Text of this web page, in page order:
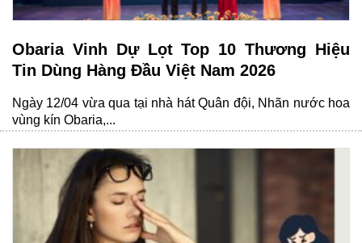
Obaria Vinh Dự Lọt Top 10 Thương Hiệu
Tin Dùng Hàng Đầu Việt Nam 2026
Ngày 12/04 vừa qua tại nhà hát Quân đội, Nhãn nước hoa
vùng kín Obaria,...